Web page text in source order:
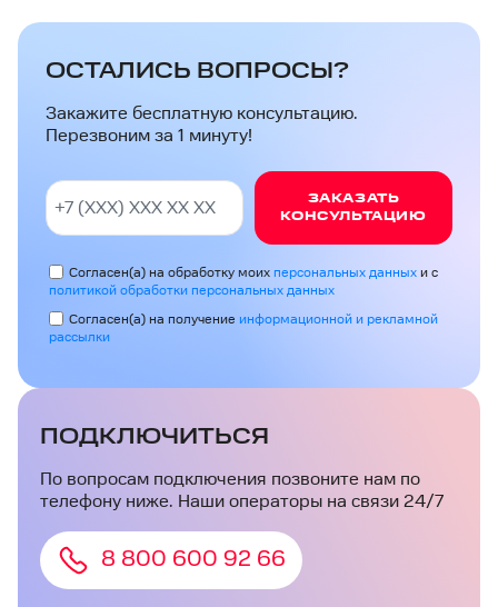
ОСТАЛИСЬ ВОПРОСЫ?
Закажите бесплатную консультацию.
Перезвоним за 1 минуту!
ЗАКАЗАТЬ
КОНСУЛЬТАЦИЮ
Согласен(а) на обработку моих персональных данных и с
политикой обработки персональных данных
Согласен(а) на получение информационной и рекламной
рассылки
ПОДКЛЮЧИТЬСЯ
По вопросам подключения позвоните нам по
телефону ниже. Наши операторы на связи 24/7
8 800 600 92 66